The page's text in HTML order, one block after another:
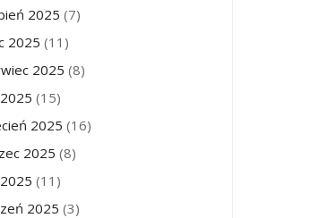
2025 (7)
2025 (11)
2025 (8)
(15)
2025 (16)
2025 (8)
(11)
2025 (3)